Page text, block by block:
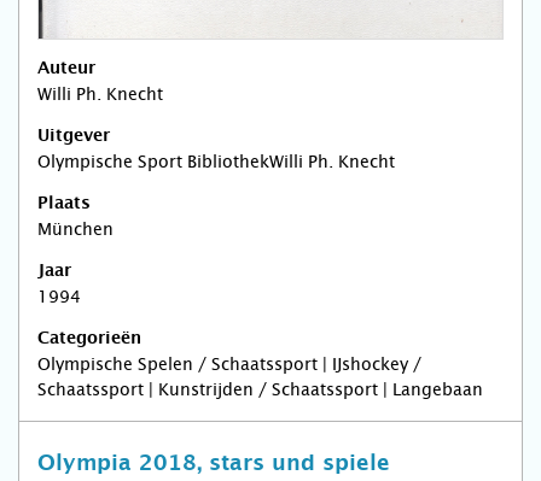
Auteur
Willi Ph. Knecht
Uitgever
Olympische Sport BibliothekWilli Ph. Knecht
Plaats
München
Jaar
1994
Categorieën
Olympische Spelen / Schaatssport | IJshockey /
Schaatssport | Kunstrijden / Schaatssport | Langebaan
Olympia 2018, stars und spiele